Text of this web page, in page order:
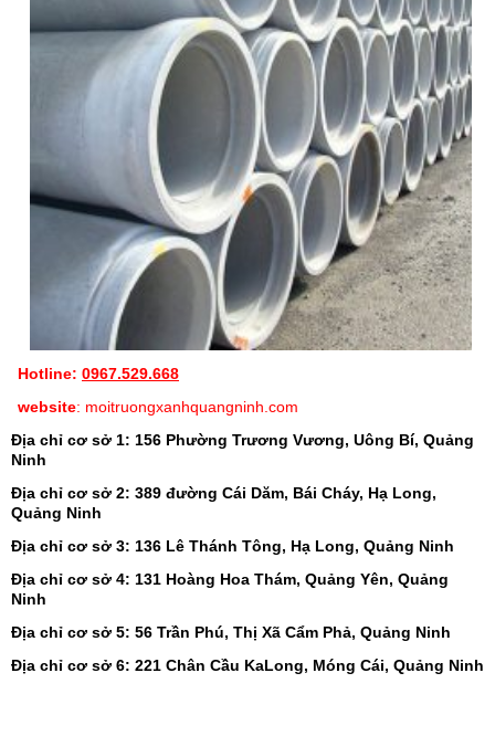
Hotline: 0967.529.668
website: moitruongxanhquangninh.com
Địa chỉ cơ sở 1: 156 Phường Trương Vương, Uông Bí, Quảng
Ninh
Địa chỉ cơ sở 2: 389 đường Cái Dăm, Bái Cháy, Hạ Long,
Quảng Ninh
Địa chỉ cơ sở 3: 136 Lê Thánh Tông, Hạ Long, Quảng Ninh
Địa chỉ cơ sở 4: 131 Hoàng Hoa Thám, Quảng Yên, Quảng
Ninh
Địa chỉ cơ sở 5: 56 Trần Phú, Thị Xã Cẩm Phả, Quảng Ninh
Địa chỉ cơ sở 6: 221 Chân Cầu KaLong, Móng Cái, Quảng Ninh